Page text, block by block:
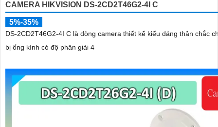
CAMERA HIKVISION DS-2CD2T46G2-4I C
5%-35%
DS-2CD2T46G2-4I C là dòng camera thiết kế kiểu dáng thân chắc
bị ống kính có độ phân giải 4